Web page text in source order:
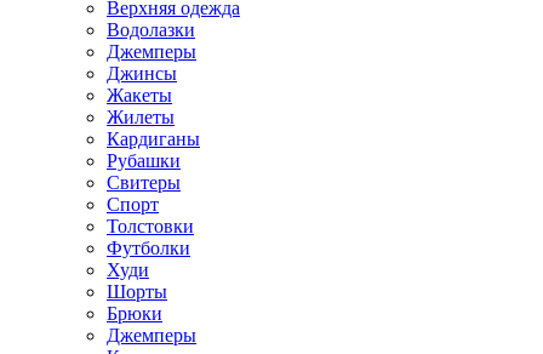
Верхняя одежда
Водолазки
Джемперы
Джинсы
Жакеты
Жилеты
Кардиганы
Рубашки
Свитеры
Спорт
Толстовки
Футболки
Худи
Шорты
Брюки
Джемперы